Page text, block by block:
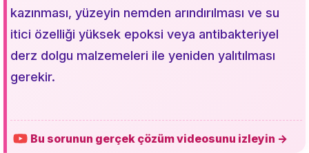
kazınması, yüzeyin nemden arındırılması ve su
itici özelliği yüksek epoksi veya antibakteriyel
derz dolgu malzemeleri ile yeniden yalıtılması
gerekir.
Bu sorunun gerçek çözüm videosunu izleyin →